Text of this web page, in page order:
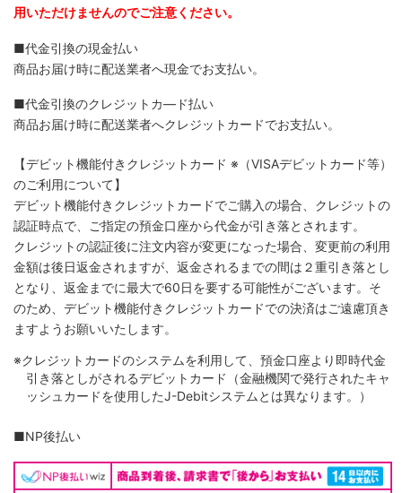
用いただけませんのでご注意ください。
■代金引換の現金払い
商品お届け時に配送業者へ現金でお支払い。
■代金引換のクレジットカ―ド払い
商品お届け時に配送業者へクレジットカードでお支払い。
【デビット機能付きクレジットカード ※（VISAデビットカード等）
のご利用について】
デビット機能付きクレジットカードでご購入の場合、クレジットの
認証時点で、ご指定の預金口座から代金が引き落とされます。
クレジットの認証後に注文内容が変更になった場合、変更前の利用
金額は後日返金されますが、返金されるまでの間は２重引き落とし
となり、返金までに最大で60日を要する可能性がございます。そ
のため、デビット機能付きクレジットカードでの決済はご遠慮頂き
ますようお願いいたします。
※クレジットカードのシステムを利用して、預金口座より即時代金
引き落としがされるデビットカード（金融機関で発行されたキャ
ッシュカードを使用したJ-Debitシステムとは異なります。）
■NP後払い